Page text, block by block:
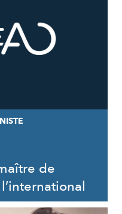
de